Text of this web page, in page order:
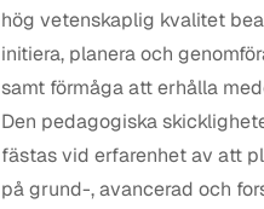
hög vetenskaplig kvalitet
initiera, planera och
samt förmåga att erhålla
Den pedagogiska
fästas vid erfarenhet av att
på grund-, avancerad och